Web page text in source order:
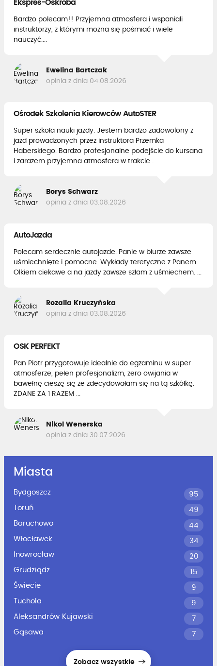
Ekspres-Oskroba
Bardzo polecam!! Przyjemna atmosfera i wspaniali
instruktorzy, z którymi można się pośmiać i wiele
nauczyć....
Ewelina Bartczak
opinia z dnia 04.08.2026
Ośrodek Szkolenia Kierowców AutoSTER
Super szkoła nauki jazdy. Jestem bardzo zadowolony z
jazd prowadzonych przez instruktora Przemka
Haberskiego. Bardzo profesjonalne podejście do kursana
i zarazem przyjemna atmosfera w trakcie...
Borys Schwarz
opinia z dnia 03.08.2026
AutoJazda
Polecam serdecznie autojazde. Panie w biurze zawsze
uśmiechnięte i pomocne. Wykłady teretyczne z Panem
Olkiem ciekawe a na jazdy zawsze szłam z uśmiechem. ...
Rozalia Kruczyńska
opinia z dnia 03.08.2026
OSK PERFEKT
Pan Piotr przygotowuje idealnie do egzaminu w super
atmosferze, pełen profesjonalizm, zero owijania w
bawełnę cieszę się że zdecydowałam się na tą szkółkę.
ZDANE ZA 1 RAZEM ...
Nikol Wenerska
opinia z dnia 30.07.2026
Miasta
Bydgoszcz
95
Toruń
49
Baruchowo
44
Włocławek
34
Inowrocław
20
Grudziądz
15
Świecie
9
Tuchola
9
Aleksandrów Kujawski
7
Gąsawa
7
Zobacz wszystkie